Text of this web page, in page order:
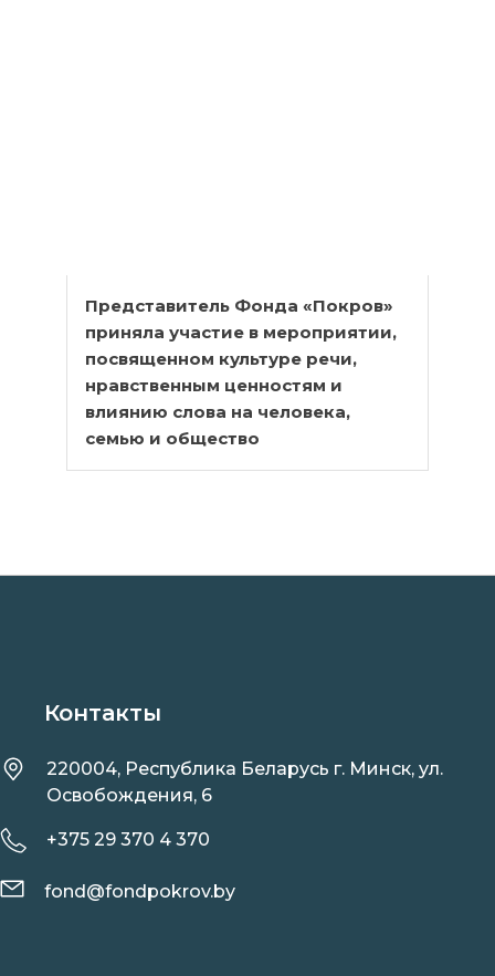
Представитель Фонда «Покров»
приняла участие в мероприятии,
посвященном культуре речи,
нравственным ценностям и
влиянию слова на человека,
семью и общество
Контакты
220004, Республика Беларусь г. Минск, ул.
Освобождения, 6
+375 29 370 4 370
fond@fondpokrov.by